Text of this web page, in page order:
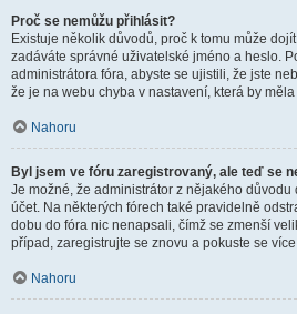
Proč se nemůžu přihlásit?
Existuje několik důvodů, proč k tomu může
zadáváte správné uživatelské jméno a heslo.
administrátora fóra, abyste se ujistili, že jste
že je na webu chyba v nastavení, která by
Nahoru
Byl jsem ve fóru zaregistrovaný, ale teď se
Je možné, že administrátor z nějakého
účet. Na některých fórech také pravidelně
dobu do fóra nic nenapsali, čímž se zmenší
případ, zaregistrujte se znovu a pokuste se
Nahoru